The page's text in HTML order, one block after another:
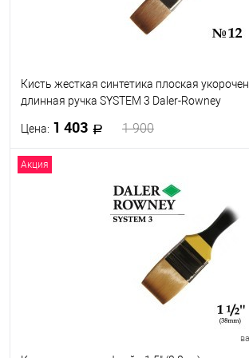
Кисть жесткая синтетика плоская
длинная ручка SYSTEM 3 Daler-Rowney
Цена: 1 403 1 900
В
Акция